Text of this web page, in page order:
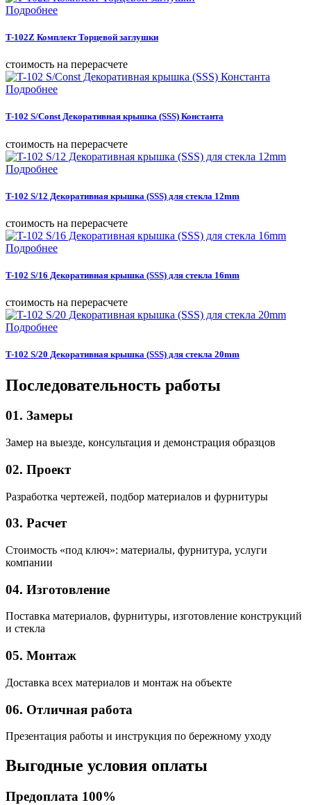
Подробнее
T-102Z Комплект Торцевой заглушки
cтоимость на перерасчете
Подробнее
T-102 S/Const Декоративная крышка (SSS) Константа
cтоимость на перерасчете
Подробнее
T-102 S/12 Декоративная крышка (SSS) для стекла 12mm
cтоимость на перерасчете
Подробнее
T-102 S/16 Декоративная крышка (SSS) для стекла 16mm
cтоимость на перерасчете
Подробнее
T-102 S/20 Декоративная крышка (SSS) для стекла 20mm
Последовательность работы
01. Замеры
Замер на выезде, консультация и демонстрация образцов
02. Проект
Разработка чертежей, подбор материалов и фурнитуры
03. Расчет
Стоимость «под ключ»: материалы, фурнитура, услуги
компании
04. Изготовление
Поставка материалов, фурнитуры, изготовление конструкций
и стекла
05. Монтаж
Доставка всех материалов и монтаж на объекте
06. Отличная работа
Презентация работы и инструкция по бережному уходу
Выгодные условия оплаты
Предоплата 100%